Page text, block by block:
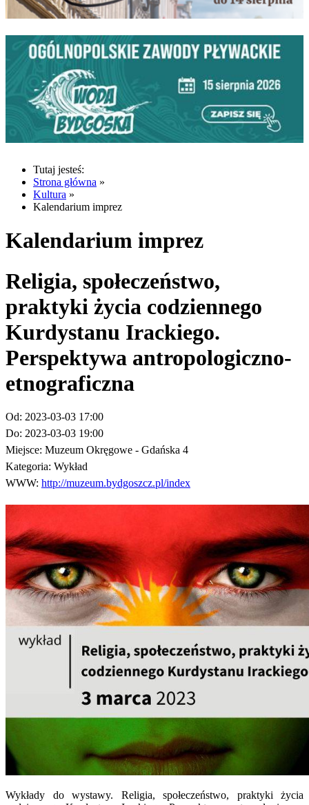
Tutaj jesteś:
Strona główna »
Kultura »
Kalendarium imprez
Kalendarium imprez
Religia, społeczeństwo,
praktyki życia codziennego
Kurdystanu Irackiego.
Perspektywa antropologiczno-
etnograficzna
Od: 2023-03-03 17:00
Do: 2023-03-03 19:00
Miejsce: Muzeum Okręgowe - Gdańska 4
Kategoria: Wykład
WWW: http://muzeum.bydgoszcz.pl/index
Wykłady do wystawy. Religia, społeczeństwo, praktyki życia